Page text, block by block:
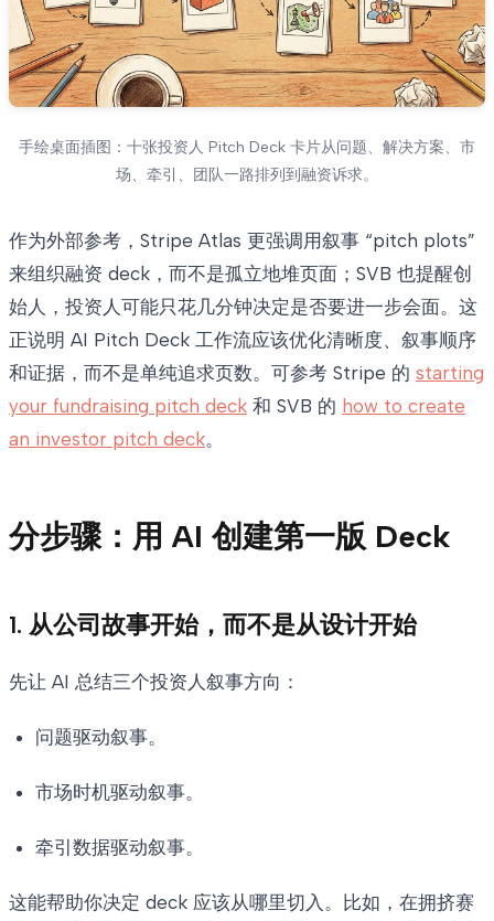
手绘桌面插图：十张投资人 Pitch Deck 卡片从问题、解决方案、市
场、牵引、团队一路排列到融资诉求。
作为外部参考，Stripe Atlas 更强调用叙事 “pitch plots”
来组织融资 deck，而不是孤立地堆页面；SVB 也提醒创
始人，投资人可能只花几分钟决定是否要进一步会面。这
正说明 AI Pitch Deck 工作流应该优化清晰度、叙事顺序
和证据，而不是单纯追求页数。可参考 Stripe 的 starting
your fundraising pitch deck 和 SVB 的 how to create
an investor pitch deck。
分步骤：用 AI 创建第一版 Deck
1. 从公司故事开始，而不是从设计开始
先让 AI 总结三个投资人叙事方向：
问题驱动叙事。
市场时机驱动叙事。
牵引数据驱动叙事。
这能帮助你决定 deck 应该从哪里切入。比如，在拥挤赛